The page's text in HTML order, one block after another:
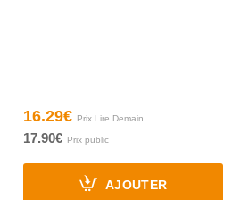
16.29€
17.90€
AJOUTER